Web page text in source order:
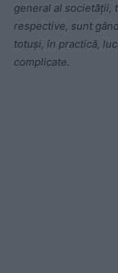
general al societății,
respective, sunt
totuși, în practică,
complicate.